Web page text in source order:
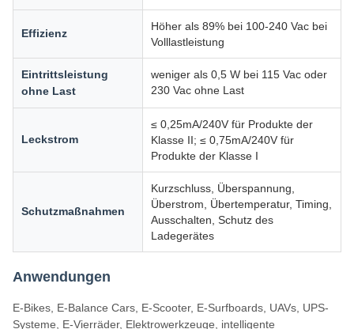
Effizienz
Höher als 89% bei 100-240 Vac bei
Volllastleistung
Eintrittsleistung
ohne Last
weniger als 0,5 W bei 115 Vac oder
230 Vac ohne Last
Leckstrom
≤ 0,25mA/240V für Produkte der
Klasse II; ≤ 0,75mA/240V für
Produkte der Klasse I
Schutzmaßnahmen
Kurzschluss, Überspannung,
Überstrom, Übertemperatur, Timing,
Ausschalten, Schutz des
Ladegerätes
Anwendungen
E-Bikes, E-Balance Cars, E-Scooter, E-Surfboards, UAVs, UPS-
Systeme, E-Vierräder, Elektrowerkzeuge, intelligente